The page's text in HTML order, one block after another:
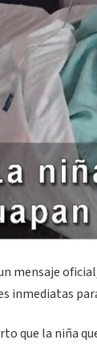
mensaje
inmediatas
que la niña